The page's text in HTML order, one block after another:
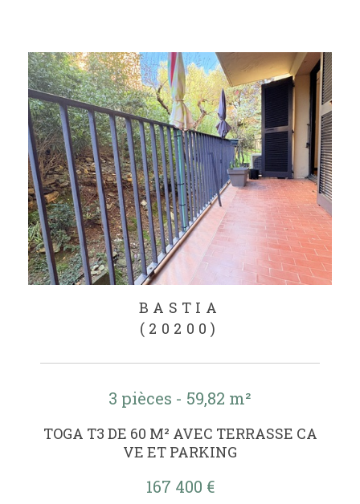
BASTIA
(20200)
3 pièces - 59,82 m²
TOGA T3 DE 60 M² AVEC TERRASSE CA
VE ET PARKING
167 400 €